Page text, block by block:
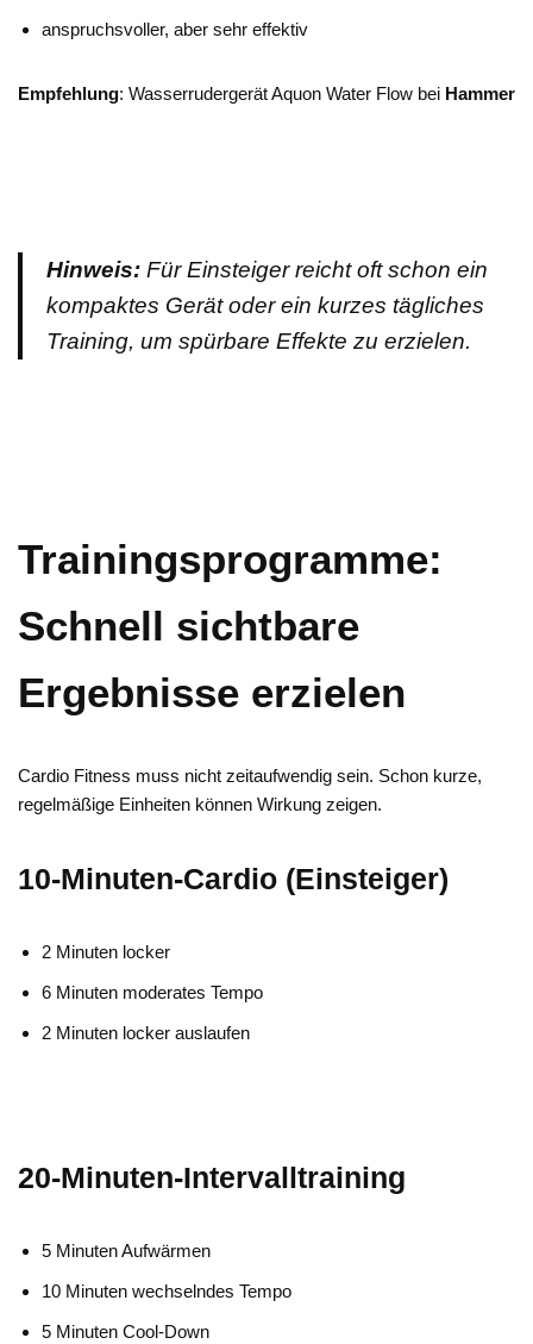
anspruchsvoller, aber sehr effektiv
Empfehlung: Wasserrudergerät Aquon Water Flow bei Hammer
Hinweis: Für Einsteiger reicht oft schon ein
kompaktes Gerät oder ein kurzes tägliches
Training, um spürbare Effekte zu erzielen.
Trainingsprogramme:
Schnell sichtbare
Ergebnisse erzielen
Cardio Fitness muss nicht zeitaufwendig sein. Schon kurze,
regelmäßige Einheiten können Wirkung zeigen.
10-Minuten-Cardio (Einsteiger)
2 Minuten locker
6 Minuten moderates Tempo
2 Minuten locker auslaufen
20-Minuten-Intervalltraining
5 Minuten Aufwärmen
10 Minuten wechselndes Tempo
5 Minuten Cool-Down